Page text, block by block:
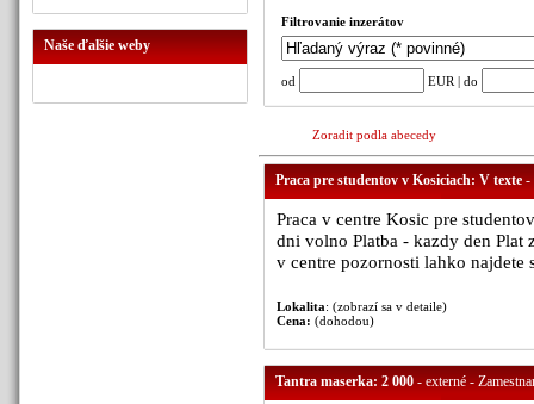
Naše ďalšie weby
Filtrovanie inzerátov
od EUR | do
Zoradit podla abecedy
Praca pre studentov v Kosiciach: V texte-
Praca v centre Kosic pre
dni volno Platba - kazdy den Plat
v centre pozornosti lahko
Lokalita: (zobrazí sa v detaile)
Cena: (dohodou)
Tantra maserka: 2 000- externé -